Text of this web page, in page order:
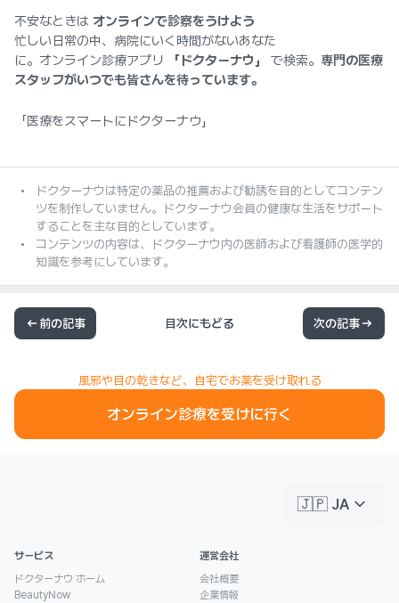
不安なときは オンラインで診察をうけよう
忙しい日常の中、病院にいく時間がないあなた
に。オンライン診療アプリ
「ドクターナウ」 で検索。 専門の医療
スタッフがいつでも皆さんを待っています。
「医療をスマートにドクターナウ」
ドクターナウは特定の薬品の推薦および勧誘を目的としてコンテン
ツを制作していません。ドクターナウ会員の健康な生活をサポート
することを主な目的としています。
コンテンツの内容は、ドクターナウ内の医師および看護師の医学的
知識を参考にしています。
前の記事 目次にもどる 次の記事
風邪や目の乾きなど、自宅でお薬を受け取れる
オンライン診療を受けに行く
🇯🇵 JA keyboard_arrow_down
サービス
ドクターナウ ホーム
BeautyNow
運営会社
会社概要
企業情報